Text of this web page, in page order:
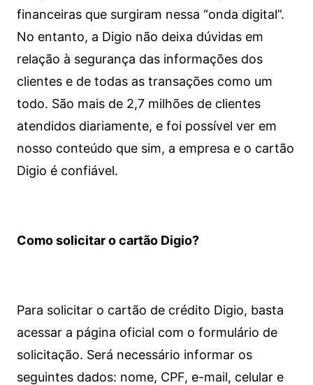
financeiras que surgiram nessa “onda digital”.
No entanto, a Digio não deixa dúvidas em
relação à segurança das informações dos
clientes e de todas as transações como um
todo. São mais de 2,7 milhões de clientes
atendidos diariamente, e foi possível ver em
nosso conteúdo que sim, a empresa e o cartão
Digio é confiável.
Como solicitar o cartão Digio?
Para solicitar o cartão de crédito Digio, basta
acessar a página oficial com o formulário de
solicitação. Será necessário informar os
seguintes dados: nome, CPF, e-mail, celular e